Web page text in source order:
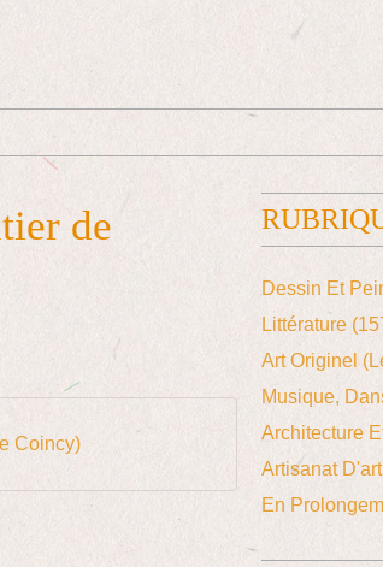
de
Coincy)
Dessin Et
Littérature
Art Originel
Musique,
Architecture
Artisanat D'art
En